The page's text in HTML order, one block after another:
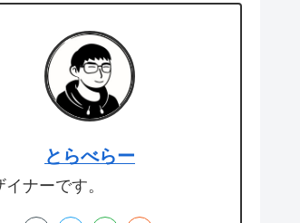
とらべらー
イナーです。